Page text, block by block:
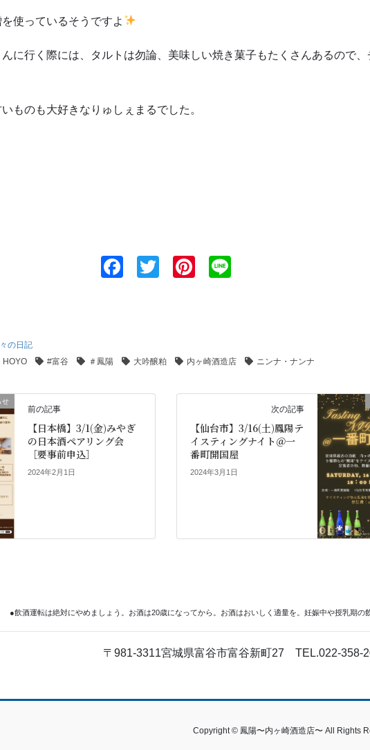
使っているそうですよ
んに行く際には、タルトは勿論、美味しい焼き菓子もたくさんあるので、
ものも大好きなりゅしぇまるでした。
F
b
o
k
T
Pi
st
の日記
HOYO #富谷 ＃鳳陽 大吟醸粕 内ヶ崎酒造店 ニンナ・ナンナ
せ
前の記事
【日本橋】3/1(金)みやぎ
の日本酒ペアリング会
［要事前申込］
2024年2月1日
次の記事
【仙台市】3/16(土)鳳陽テ
イスティングナイト＠一
番町開国屋
2024年3月1日
●飲酒運転は絶対にやめましょう。お酒は20歳になってから。お酒はおいしく適量を。妊娠中や授乳期の
〒981-3311宮城県富谷市富谷新町27 TEL.022-358-
Copyright © 鳳陽〜内ヶ崎酒造店〜 All Rights